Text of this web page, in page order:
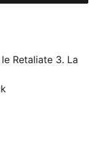
Retaliate 3. La
niveau du col,
et un
ciblée
vraie touche de